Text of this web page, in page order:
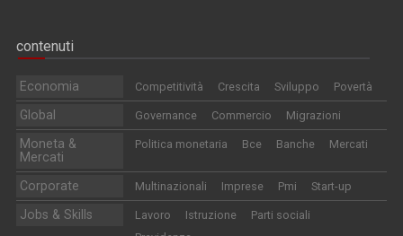
contenuti
Economia Competitività Crescita Sviluppo Povertà
Global Governance Commercio Migrazioni
Moneta &
Mercati
Politica monetaria Bce Banche Mercati
Corporate Multinazionali Imprese Pmi Start-up
Jobs & Skills Lavoro Istruzione
Parti sociali